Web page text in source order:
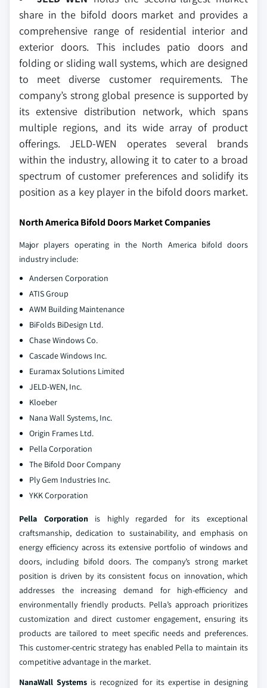
share in the bifold doors market and provides a
comprehensive range of residential interior and
exterior doors. This includes patio doors and
folding or sliding wall systems, which are designed
to meet diverse customer requirements. The
company’s strong global presence is supported by
its extensive distribution network, which spans
multiple regions, and its wide array of product
offerings. JELD-WEN operates several brands
within the industry, allowing it to cater to a broad
spectrum of customer preferences and solidify its
position as a key player in the bifold doors market.
North America Bifold Doors Market Companies
Major players operating in the North America bifold doors
industry include:
Andersen Corporation
ATIS Group
AWM Building Maintenance
BiFolds BiDesign Ltd.
Chase Windows Co.
Cascade Windows Inc.
Euramax Solutions Limited
JELD-WEN, Inc.
Kloeber
Nana Wall Systems, Inc.
Origin Frames Ltd.
Pella Corporation
The Bifold Door Company
Ply Gem Industries Inc.
YKK Corporation
Pella Corporation is highly regarded for its exceptional
craftsmanship, dedication to sustainability, and emphasis on
energy efficiency across its extensive portfolio of windows and
doors, including bifold doors. The company’s strong market
position is driven by its consistent focus on innovation, which
addresses the increasing demand for high-efficiency and
environmentally friendly products. Pella’s approach prioritizes
customization and direct customer engagement, ensuring its
products are tailored to meet specific needs and preferences.
This customer-centric strategy has enabled Pella to maintain its
competitive advantage in the market.
NanaWall Systems is recognized for its expertise in designing